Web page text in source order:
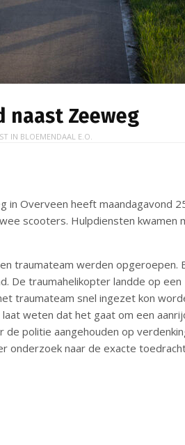
naast Zeeweg
IN BLOEMENDAAL E.O.
in Overveen heeft maandagavond
scooters. Hulpdiensten kwamen
traumateam werden opgeroepen.
De traumahelikopter landde op een
traumateam snel ingezet kon
weten dat het gaat om een
politie aangehouden op
onderzoek naar de exacte